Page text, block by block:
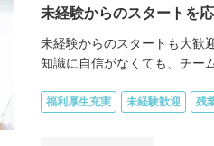
未経験からのスタートを
未経験からのスタートも大歓
知識に自信がなくても、チー
福利厚生充実 未経験歓迎 残